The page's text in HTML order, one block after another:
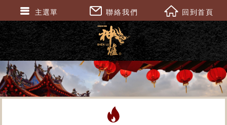
主選單 聯絡我們 回到首頁